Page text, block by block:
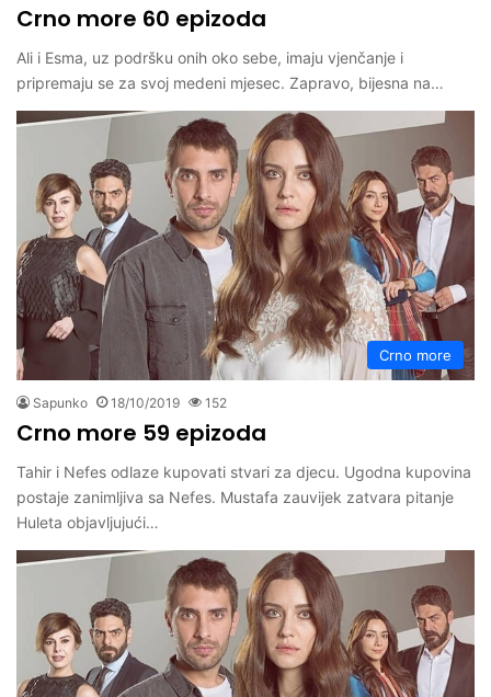
Crno more 60 epizoda
Ali i Esma, uz podršku onih oko sebe, imaju vjenčanje i
pripremaju se za svoj medeni mjesec. Zapravo, bijesna na…
Crno more
Sapunko 18/10/2019 152
Crno more 59 epizoda
Tahir i Nefes odlaze kupovati stvari za djecu. Ugodna kupovina
postaje zanimljiva sa Nefes. Mustafa zauvijek zatvara pitanje
Huleta objavljujući…